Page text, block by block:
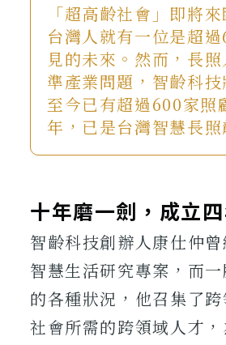
「超高齡社會」即將
台灣人就有一位是超
見的未來。然而，長
準產業問題，智齡科
至今已有超過600家照
年，已是台灣智慧長照
十年磨一劍，成立
智齡科技創辦人康仕仲
智慧生活研究專案，而
的各種狀況，他召集了
社會所需的跨領域人才